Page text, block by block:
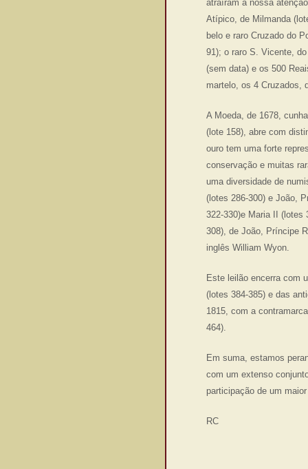
atraíram a nossa
Atípico, de Milmanda
belo e raro Cruzado do
91); o raro S. Vicente,
(sem data) e os 500
martelo, os 4 Cruzados,
A Moeda, de 1678,
(lote 158), abre com
ouro tem uma forte
conservação e muitas
uma diversidade de
(lotes 286-300) e João,
322-330)e Maria II (lotes
308), de João, Príncipe
inglês William Wyon.
Este leilão encerra com
(lotes 384-385) e das
1815, com a
464).
Em suma, estamos
com um extenso
participação de um
RC